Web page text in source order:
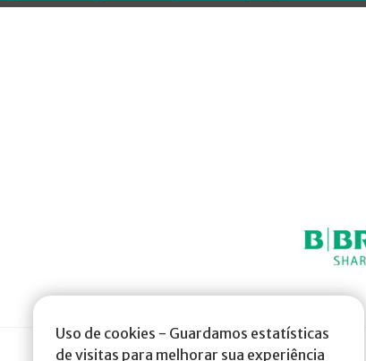
Uso de cookies - Guardamos estatísticas
de visitas para melhorar sua experiência